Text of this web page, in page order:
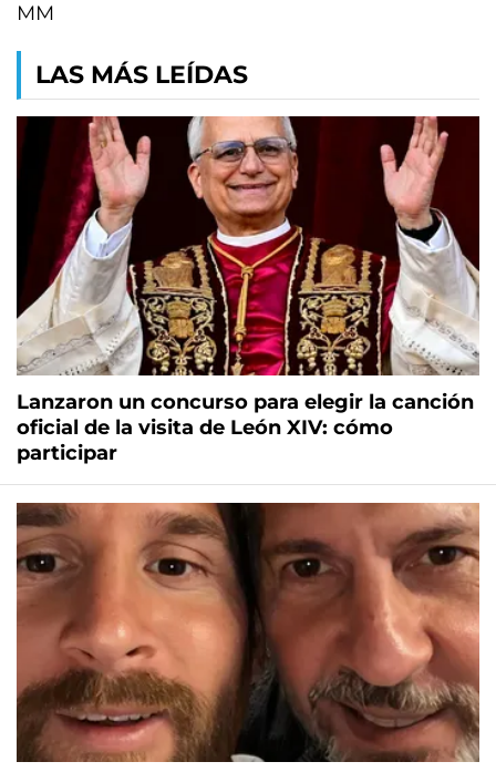
MM
LAS MÁS LEÍDAS
Lanzaron un concurso para elegir la canción
oficial de la visita de León XIV: cómo
participar